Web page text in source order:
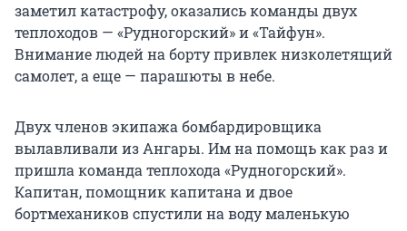
заметил катастрофу, оказались команды двух
теплоходов — «Рудногорский» и «Тайфун».
Внимание людей на борту привлек низколетящий
самолет, а еще — парашюты в небе.
Двух членов экипажа бомбардировщика
вылавливали из Ангары. Им на помощь как раз и
пришла команда теплохода «Рудногорский».
Капитан, помощник капитана и двое
бортмехаников спустили на воду маленькую